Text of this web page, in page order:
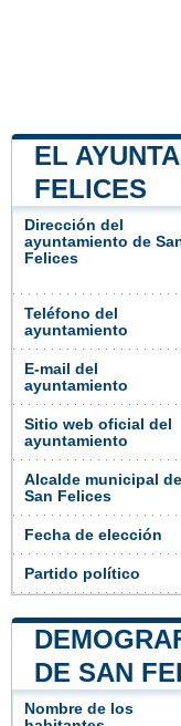
EL
FELICES
Dirección del
ayuntamiento de
Felices
Teléfono del
ayuntamiento
E-mail del
ayuntamiento
Sitio web oficial del
ayuntamiento
Alcalde municipal de
San Felices
Fecha de elección
Partido político
DE SAN
Nombre de los